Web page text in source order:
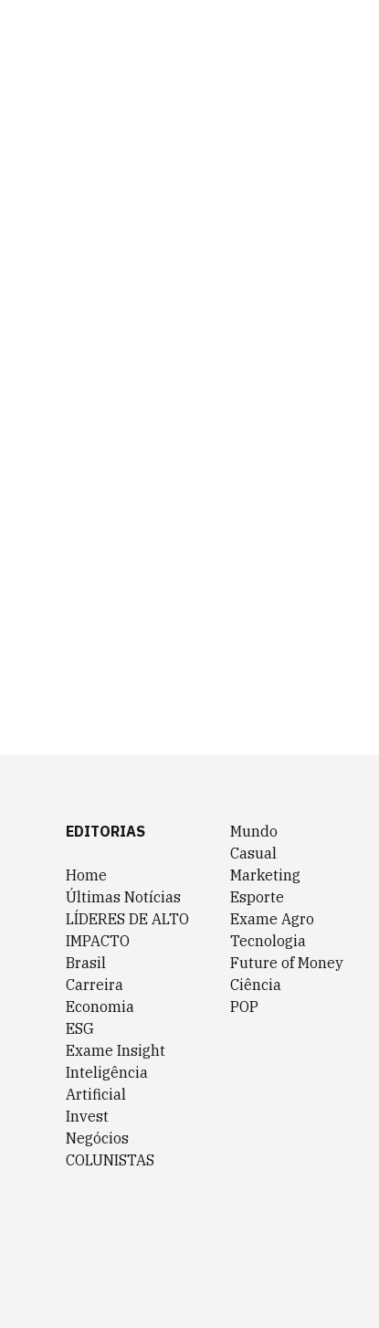
EDITORIAS
Home
Últimas Notícias
LÍDERES DE ALTO
IMPACTO
Brasil
Carreira
Economia
ESG
Exame Insight
Inteligência
Artificial
Invest
Negócios
COLUNISTAS
Mundo
Casual
Marketing
Esporte
Exame Agro
Tecnologia
Future of Money
Ciência
POP